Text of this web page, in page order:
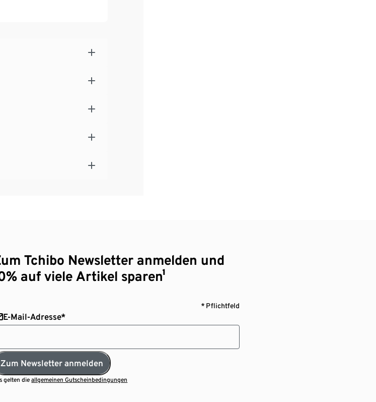
Tchibo Newsletter anmelden und
auf viele Artikel sparen¹
* Pflichtfeld
E-Mail-Adresse*
Zum Newsletter anmelden
gelten dieallgemeinen Gutscheinbedingungen